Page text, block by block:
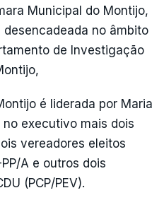
Municipal do Montijo,
no âmbito
de Investigação
é liderada por Maria
no executivo mais dois
vereadores eleitos
A e outros dois
(PCP/PEV).